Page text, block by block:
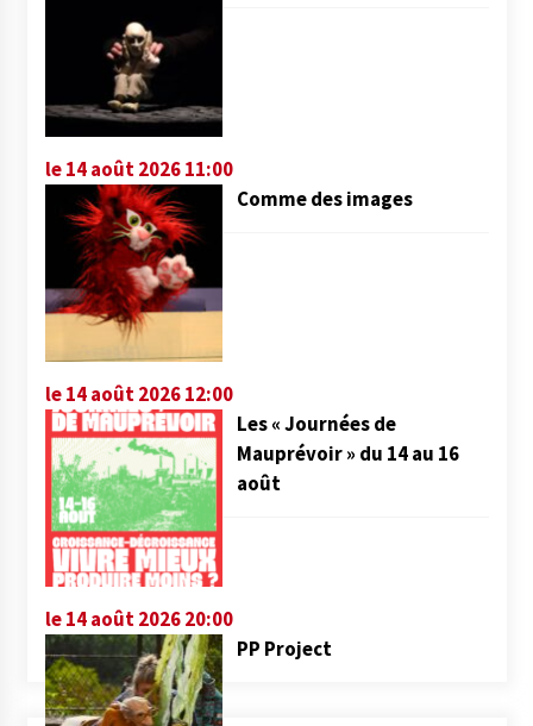
le 14 août 2026 11:00
Comme des images
le 14 août 2026 12:00
Les « Journées de
Mauprévoir » du 14 au 16
août
le 14 août 2026 20:00
PP Project